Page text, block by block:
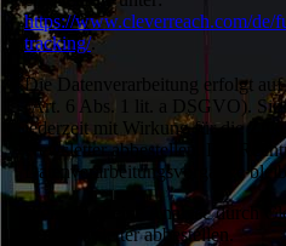
https://www.cleverreach.com/de/
tracking/.
Die Datenverarbeitung erfolgt
(Art. 6 Abs. 1 lit. a DSGVO). Sie
jederzeit mit Wirkung für die
Newsletter abbestellen. Die
Datenverarbeitungsvorgänge
Wenn Sie keine Analyse durch
den Newsletter abbestellen.